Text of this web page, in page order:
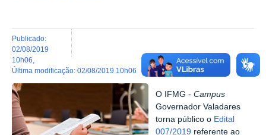
publicado:
02/08/2019
10h06
última modificação: 02/08/2019 10h06
O IFMG -Campus
Governador Valadares
torna público o Edital
007/2019 referente ao